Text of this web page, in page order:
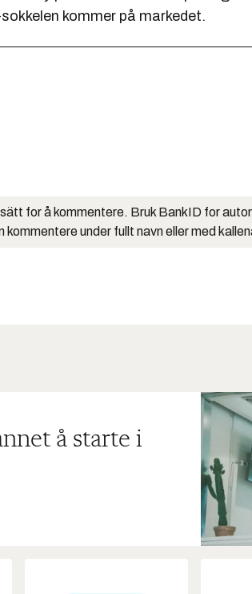
kommer på markedet.
for å kommentere. Bruk BankID for
under fullt navn eller med
å starte i